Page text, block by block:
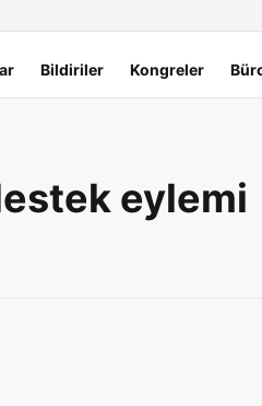
Bildiriler Kongreler
eylemi